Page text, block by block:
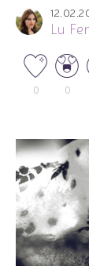
Lu
0 0